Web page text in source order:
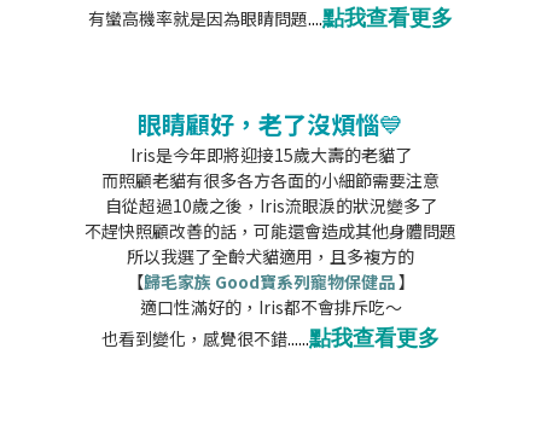
有蠻高機率就是因為眼睛問題....點我查看更多
眼睛顧好，老了沒煩惱💙
Iris是今年即將迎接15歲大壽的老貓了
而照顧老貓有很多各方各面的小細節需要注意
自從超過10歲之後，Iris流眼淚的狀況變多了
不趕快照顧改善的話，可能還會造成其他身體問題
所以我選了全齡犬貓適用，且多複方的
【歸毛家族 Good寶系列寵物保健品】
適口性滿好的，Iris都不會排斥吃～
也看到變化，感覺很不錯......點我查看更多